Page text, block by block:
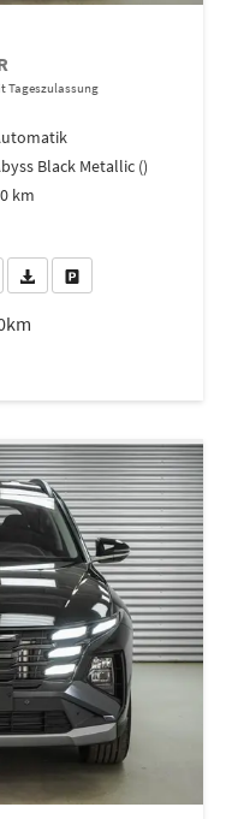
Tageszulassung
Black Metallic ()
km
Wir rufen Sie anPDF-Datei, Fahrzeugexposé